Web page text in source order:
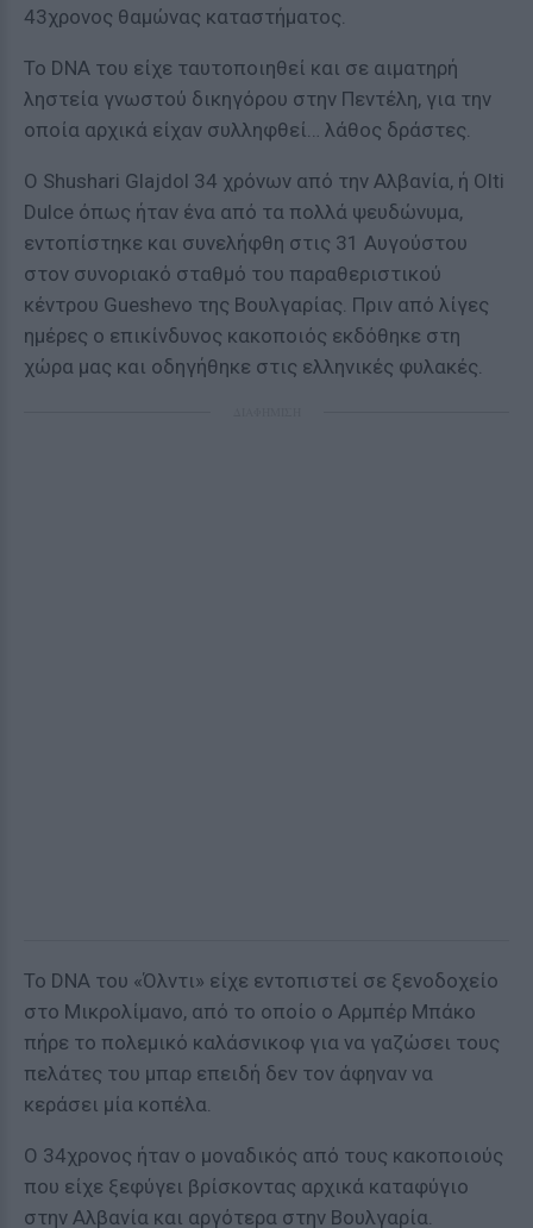
43χρονος θαμώνας καταστήματος.
Το DNA του είχε ταυτοποιηθεί και σε αιματηρή
ληστεία γνωστού δικηγόρου στην Πεντέλη, για την
οποία αρχικά είχαν συλληφθεί… λάθος δράστες.
Ο Shushari Glajdol 34 χρόνων από την Αλβανία, ή Olti
Dulce όπως ήταν ένα από τα πολλά ψευδώνυμα,
εντοπίστηκε και συνελήφθη στις 31 Αυγούστου
στον συνοριακό σταθμό του παραθεριστικού
κέντρου Gueshevo της Βουλγαρίας. Πριν από λίγες
ημέρες ο επικίνδυνος κακοποιός εκδόθηκε στη
χώρα μας και οδηγήθηκε στις ελληνικές φυλακές.
Το DNA του «Όλντι» είχε εντοπιστεί σε ξενοδοχείο
στο Μικρολίμανο, από το οποίο ο Αρμπέρ Μπάκο
πήρε το πολεμικό καλάσνικοφ για να γαζώσει τους
πελάτες του μπαρ επειδή δεν τον άφηναν να
κεράσει μία κοπέλα.
Ο 34χρονος ήταν ο μοναδικός από τους κακοποιούς
που είχε ξεφύγει βρίσκοντας αρχικά καταφύγιο
στην Αλβανία και αργότερα στην Βουλγαρία.